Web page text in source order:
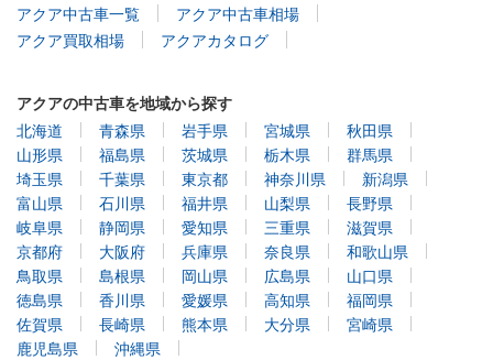
アクア中古車一覧
アクア中古車相場
アクア買取相場
アクアカタログ
アクアの中古車を地域から探す
北海道
青森県 岩手県 宮城県
秋田県
山形県
福島県 茨城県 栃木県
群馬県
埼玉県
千葉県 東京都 神奈川県
新潟県
富山県
石川県 福井県 山梨県
長野県
岐阜県
静岡県 愛知県 三重県
滋賀県
京都府
大阪府 兵庫県 奈良県
和歌山県
鳥取県
島根県 岡山県 広島県
山口県
徳島県
香川県 愛媛県 高知県
福岡県
佐賀県
長崎県 熊本県 大分県
宮崎県
鹿児島県
沖縄県